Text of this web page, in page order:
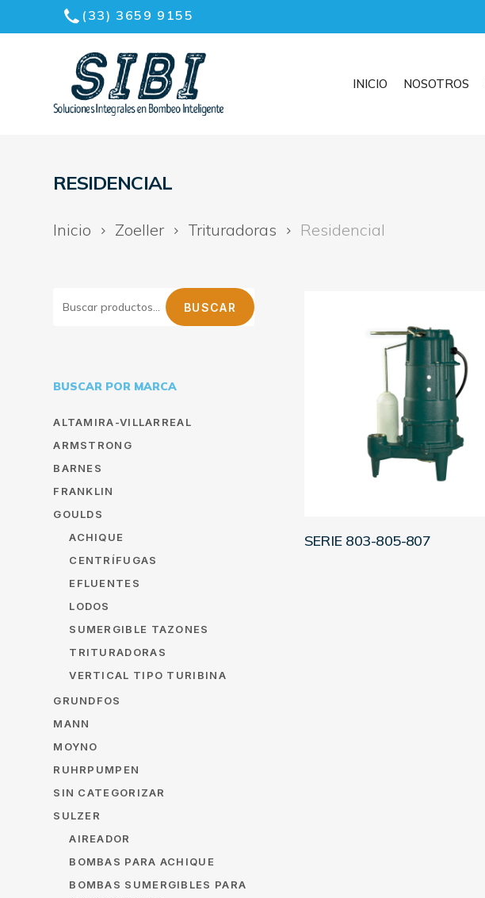
to
(33) 3659 9155
INICIO NOSOTROS
RESIDENCIAL
Inicio Zoeller Trituradoras Residencial
POR:
BUSCAR
BUSCAR POR MARCA
ALTAMIRA-VILLARREAL
ARMSTRONG
BARNES
FRANKLIN
GOULDS
ACHIQUE
CENTRÍFUGAS
EFLUENTES
LODOS
SUMERGIBLE TAZONES
TRITURADORAS
VERTICAL TIPO TURIBINA
GRUNDFOS
MANN
MOYNO
RUHRPUMPEN
SIN CATEGORIZAR
SULZER
AIREADOR
BOMBAS PARA ACHIQUE
BOMBAS SUMERGIBLES PARA
SERIE 803-805-807
Menu